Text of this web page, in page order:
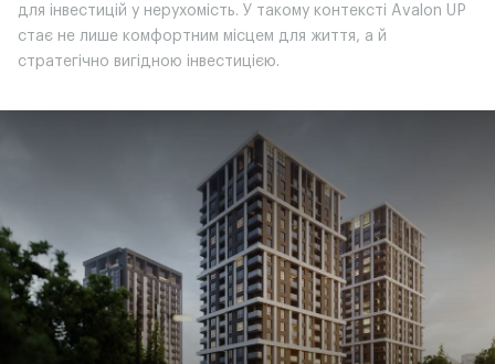
для інвестицій у нерухомість. У такому контексті Avalon UP
стає не лише комфортним місцем для життя, а й
стратегічно вигідною інвестицією.